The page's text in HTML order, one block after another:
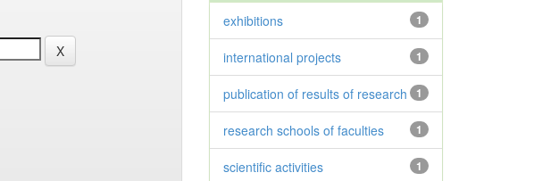
1
exhibitions
1
international projects
1
publication of results of research
1
research schools of faculties
1
scientific activities